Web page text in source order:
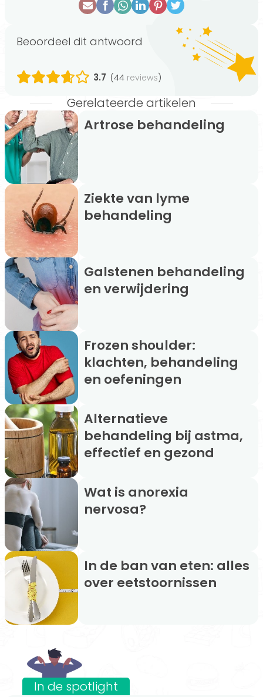
Beoordeel dit antwoord
3.7 (44 reviews)
Gerelateerde artikelen
Artrose behandeling
Ziekte van lyme
behandeling
Galstenen behandeling
en verwijdering
Frozen shoulder:
klachten, behandeling
en oefeningen
Alternatieve
behandeling bij astma,
effectief en gezond
Wat is anorexia
nervosa?
In de ban van eten: alles
over eetstoornissen
In de spotlight